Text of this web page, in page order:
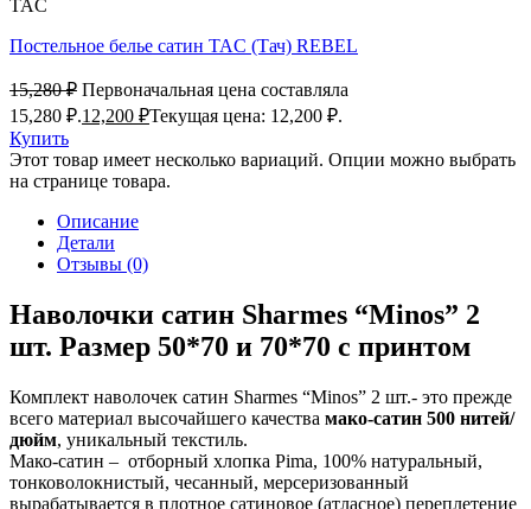
TAC
Постельное белье сатин TAC (Тач) REBEL
15,280₽ Первоначальная цена составляла
15,280 ₽.12,200 ₽Текущая цена: 12,200 ₽.
Купить
Этот товар имеет несколько вариаций. Опции можно выбрать
на странице товара.
Описание
Детали
Отзывы (0)
Наволочки сатин Sharmes “Minos” 2
шт. Размер 50*70 и 70*70 с принтом
Комплект наволочек сатин Sharmes “Minos” 2 шт.- это прежде
всего материал высочайшего качества мако-сатин 500 нитей/
дюйм, уникальный текстиль.
Мако-сатин – отборный хлопка Pima, 100% натуральный,
тонковолокнистый, чесанный, мерсеризованный
вырабатывается в плотное сатиновое (атласное) переплетение